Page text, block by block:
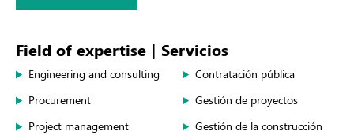
Field of expertise | Servicios
Engineering and consulting
Procurement
Project management
Contratación pública
Gestión de proyectos
Gestión de la construcción